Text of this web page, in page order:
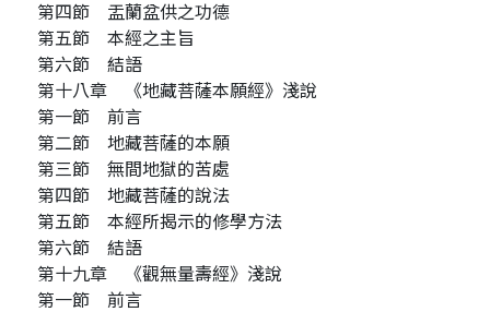
第四節 盂蘭盆供之功德
第五節 本經之主旨
第六節 結語
第十八章 《地藏菩薩本願經》淺說
第一節 前言
第二節 地藏菩薩的本願
第三節 無間地獄的苦處
第四節 地藏菩薩的說法
第五節 本經所揭示的修學方法
第六節 結語
第十九章 《觀無量壽經》淺說
第一節 前言